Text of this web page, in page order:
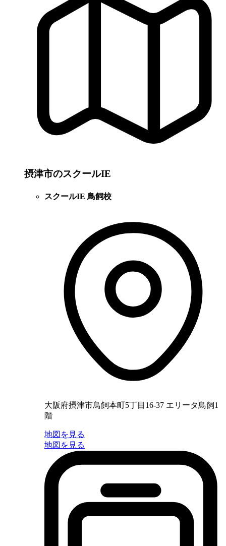
摂津市のスクールIE
スクールIE 鳥飼校
大阪府摂津市鳥飼本町5丁目16-37 エリータ鳥飼1
階
地図を見る
地図を見る